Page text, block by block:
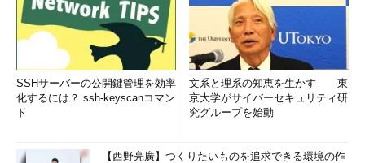
SSHサーバーの公開鍵管理を効率
化するには？ ssh-keyscanコマン
ド
文系と理系の知恵を生かす――東
京大学がサイバーセキュリティ研
究グループを始動
【西野亮廣】つくりたいものを追求できる環境の作